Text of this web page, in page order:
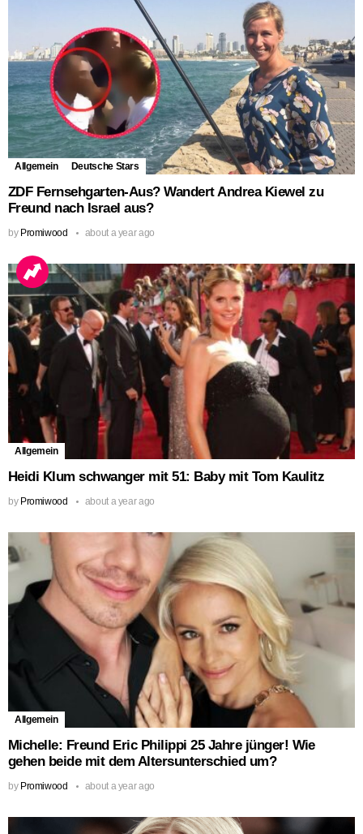
Allgemein Deutsche Stars
ZDF Fernsehgarten-Aus? Wandert Andrea Kiewel zu
Freund nach Israel aus?
by Promiwood about a year ago
Allgemein
Heidi Klum schwanger mit 51: Baby mit Tom Kaulitz
by Promiwood about a year ago
Allgemein
Michelle: Freund Eric Philippi 25 Jahre jünger! Wie
gehen beide mit dem Altersunterschied um?
by Promiwood about a year ago